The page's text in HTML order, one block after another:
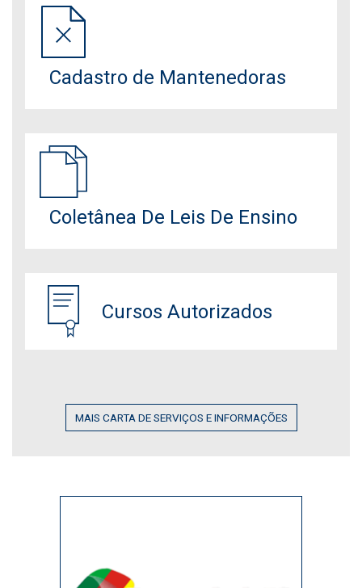
Cadastro de Mantenedoras
Coletânea De Leis De Ensino
Cursos Autorizados
MAIS CARTA DE SERVIÇOS E INFORMAÇÕES